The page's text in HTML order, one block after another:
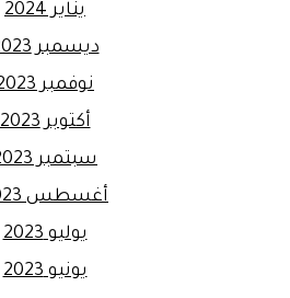
يناير 2024
ديسمبر 2023
نوفمبر 2023
أكتوبر 2023
سبتمبر 2023
أغسطس 2023
يوليو 2023
يونيو 2023